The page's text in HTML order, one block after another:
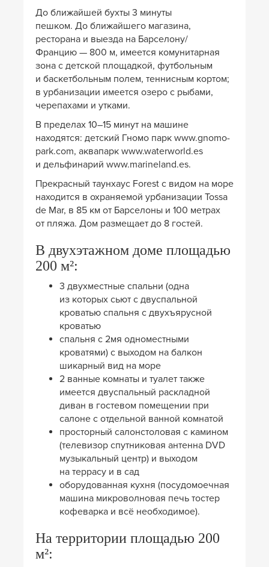
До ближайшей бухты 3 минуты
пешком. До ближайшего магазина,
ресторана и выезда на Барселону/
Францию — 800 м, имеется комунитарная
зона с детской площадкой, футбольным
и баскетбольным полем, теннисным кортом;
в урбанизации имеется озеро с рыбами,
черепахами и утками.
В пределах 10–15 минут на машине
находятся: детский Гномо парк www.gnomo-
park.com, аквапарк www.waterworld.es
и дельфинарий www.marineland.es.
Прекрасный таунхаус Forest с видом на море
находится в охраняемой урбанизации Tossa
de Mar, в 85 км от Барселоны и 100 метрах
от пляжа. Дом размещает до 8 гостей.
В двухэтажном доме площадью
200 м²:
3 двухместные спальни (одна
из которых сьют с двуспальной
кроватью спальня с двухъярусной
кроватью
спальня с 2мя одноместными
кроватями) с выходом на балкон
шикарный вид на море
2 ванные комнаты и туалет также
имеется двуспальный раскладной
диван в гостевом помещении при
салоне с отдельной ванной комнатой
просторный салонстоловая с камином
(телевизор спутниковая антенна DVD
музыкальный центр) и выходом
на террасу и в сад
оборудованная кухня (посудомоечная
машина микроволновая печь тостер
кофеварка и всё необходимое).
На территории площадью 200
м²: